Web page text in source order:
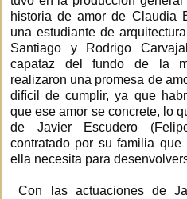
historia de amor de Claudia
una estudiante de
Santiago y Rodrigo
capataz del fundo de la
realizaron una promesa de
difícil de cumplir, ya que
que ese amor se concrete, lo
de Javier Escudero
contratado por su familia
ella necesita para
Con las actuaciones de